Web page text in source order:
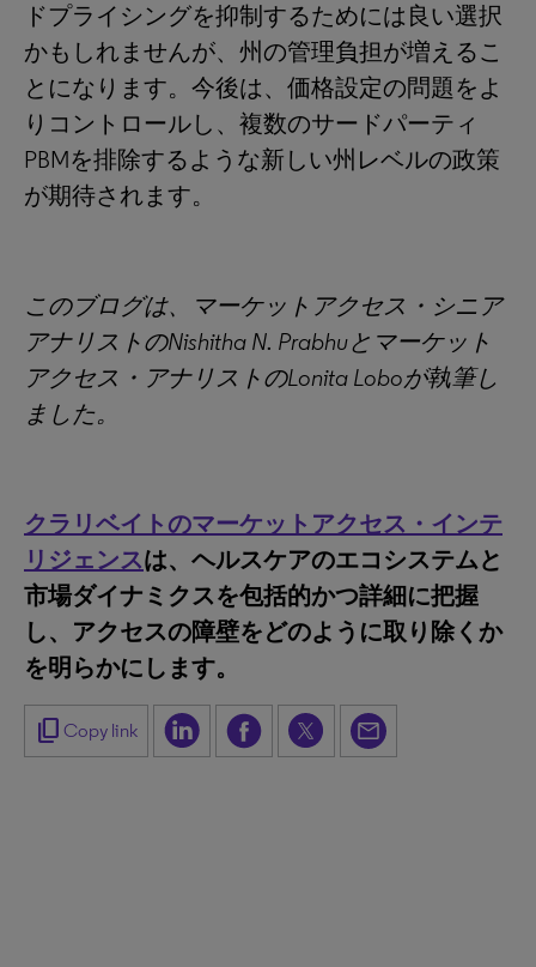
ドプライシングを抑制するためには良い選択
かもしれませんが、州の管理負担が増えるこ
とになります。今後は、価格設定の問題をよ
りコントロールし、複数のサードパーティ
PBMを排除するような新しい州レベルの政策
が期待されます。
このブログは、マーケットアクセス・シニア
アナリストのNishitha N. Prabhuとマーケット
アクセス・アナリストのLonita Loboが執筆し
ました。
クラリベイトのマーケットアクセス・インテ
リジェンスは、ヘルスケアのエコシステムと
市場ダイナミクスを包括的かつ詳細に把握
し、アクセスの障壁をどのように取り除くか
を明らかにします。
content_copy Copy link